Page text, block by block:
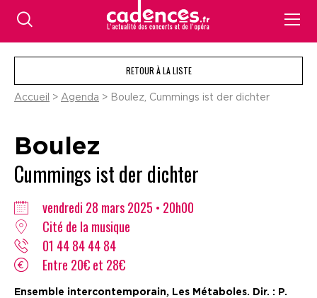
RETOUR À LA LISTE
Accueil > Agenda > Boulez, Cummings ist der dichter
Boulez
Cummings ist der dichter
vendredi 28 mars 2025 • 20h00
Cité de la musique
01 44 84 44 84
Entre 20€ et 28€
Ensemble intercontemporain, Les Métaboles. Dir. : P.